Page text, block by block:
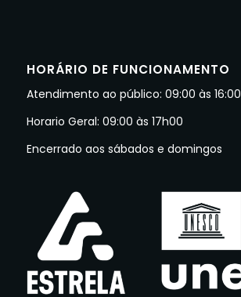
HORÁRIO DE FUNCIONAMENTO
Atendimento ao público: 09:00 às 16:00
Horario Geral: 09:00 às 17h00
Encerrado aos sábados e domingos